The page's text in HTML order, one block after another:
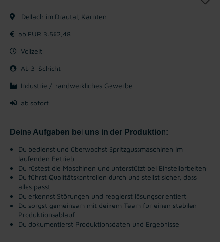
Dellach im Drautal, Kärnten
ab EUR 3.562,48
Vollzeit
Ab 3-Schicht
Industrie / handwerkliches Gewerbe
ab sofort
Deine Aufgaben bei uns in der Produktion:
Du bedienst und überwachst Spritzgussmaschinen im
laufenden Betrieb
Du rüstest die Maschinen und unterstützt bei Einstellarbeiten
Du führst Qualitätskontrollen durch und stellst sicher, dass
alles passt
Du erkennst Störungen und reagierst lösungsorientiert
Du sorgst gemeinsam mit deinem Team für einen stabilen
Produktionsablauf
Du dokumentierst Produktionsdaten und Ergebnisse